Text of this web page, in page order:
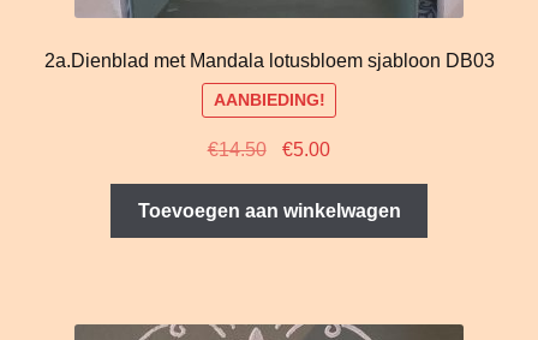
2a.Dienblad met Mandala lotusbloem sjabloon DB03
AANBIEDING!
€14.50
Oorspronkelijke
was:
€14.50.
€5.00Huidige
is:
€5.00.
Toevoegen aan winkelwagen